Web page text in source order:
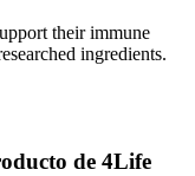
their immune
ingredients.
de 4Life